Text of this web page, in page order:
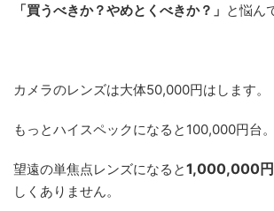
「買うべきか？やめとくべきか？」 と悩ん
カメラのレンズは大体50,000円はします。
もっとハイスペックになると100,000円台。
望遠の単焦点レンズになると1,000,000円
しくありません。